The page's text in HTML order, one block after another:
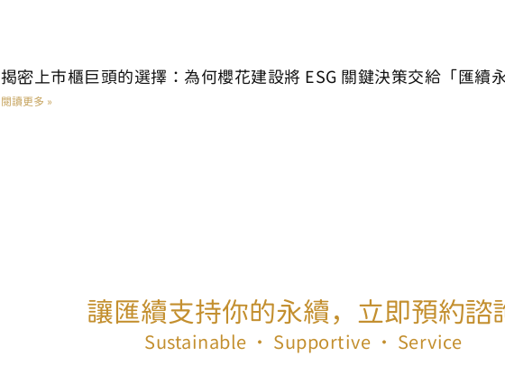
揭密上市櫃巨頭的選擇：為何櫻花建設將 ESG 關鍵決策交給「匯續
閱讀更多 »
讓匯續支持你的永續，立即預約諮
Sustainable ‧ Supportive ‧ Service